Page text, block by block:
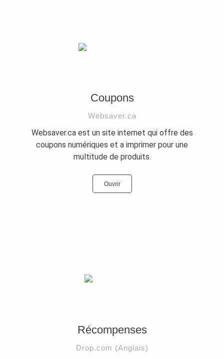
Coupons
Websaver.ca
Websaver.ca est un site internet qui offre des
coupons numériques et a imprimer pour une
multitude de produits.
Ouvrir
Récompenses
Drop.com (Anglais)